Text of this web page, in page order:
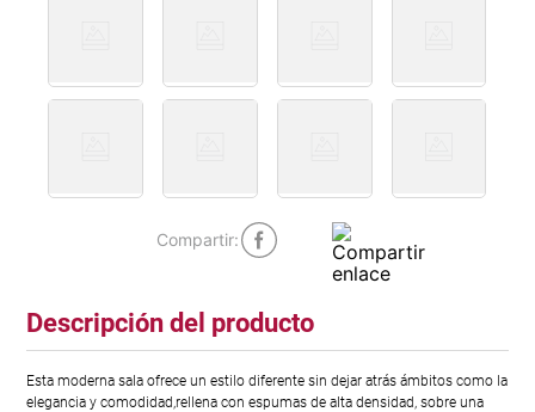
Descripción del producto
Esta moderna sala ofrece un estilo diferente sin dejar atrás ámbitos como la
elegancia y comodidad,rellena con espumas de alta densidad, sobre una